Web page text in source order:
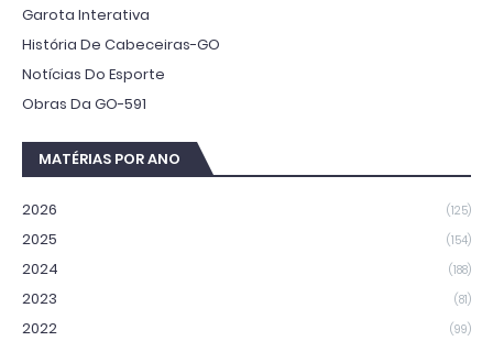
Garota Interativa
História De Cabeceiras-GO
Notícias Do Esporte
Obras Da GO-591
MATÉRIAS POR ANO
2026 (125)
2025 (154)
2024 (188)
2023 (81)
2022 (99)